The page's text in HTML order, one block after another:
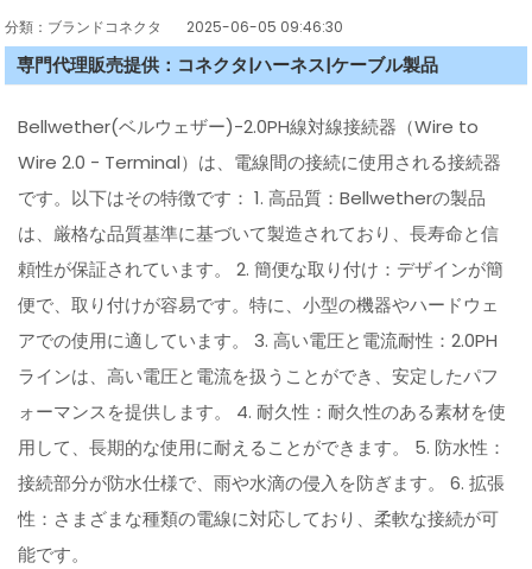
分類：ブランドコネクタ 2025-06-05 09:46:30
専門代理販売提供：コネクタ|ハーネス|ケーブル製品
Bellwether(ベルウェザー)-2.0PH線対線接続器（Wire to
Wire 2.0 - Terminal）は、電線間の接続に使用される接続器
です。以下はその特徴です： 1. 高品質：Bellwetherの製品
は、厳格な品質基準に基づいて製造されており、長寿命と信
頼性が保証されています。 2. 簡便な取り付け：デザインが簡
便で、取り付けが容易です。特に、小型の機器やハードウェ
アでの使用に適しています。 3. 高い電圧と電流耐性：2.0PH
ラインは、高い電圧と電流を扱うことができ、安定したパフ
ォーマンスを提供します。 4. 耐久性：耐久性のある素材を使
用して、長期的な使用に耐えることができます。 5. 防水性：
接続部分が防水仕様で、雨や水滴の侵入を防ぎます。 6. 拡張
性：さまざまな種類の電線に対応しており、柔軟な接続が可
能です。